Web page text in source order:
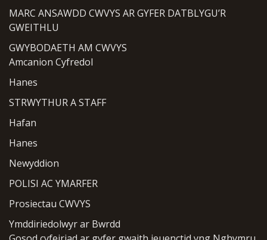
MARC ANSAWDD CWVYS AR GYFER DATBLYGU’R
GWEITHLU
GWYBODAETH AM CWVYS
Amcanion Cyfredol
Hanes
STRWYTHUR A STAFF
Hafan
Hanes
Newyddion
POLISI AC YMARFER
Prosiectau CWVYS
Ymddiriedolwyr ar Bwrdd